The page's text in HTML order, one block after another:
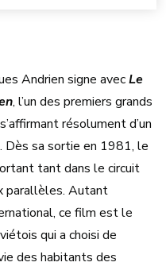
Andrien signe avecLe
, l’un des premiers grands
résolument d’un
Dès sa sortie en 1981, le
tant dans le circuit
parallèles. Autant
ce film est le
qui a choisi de
des habitants des